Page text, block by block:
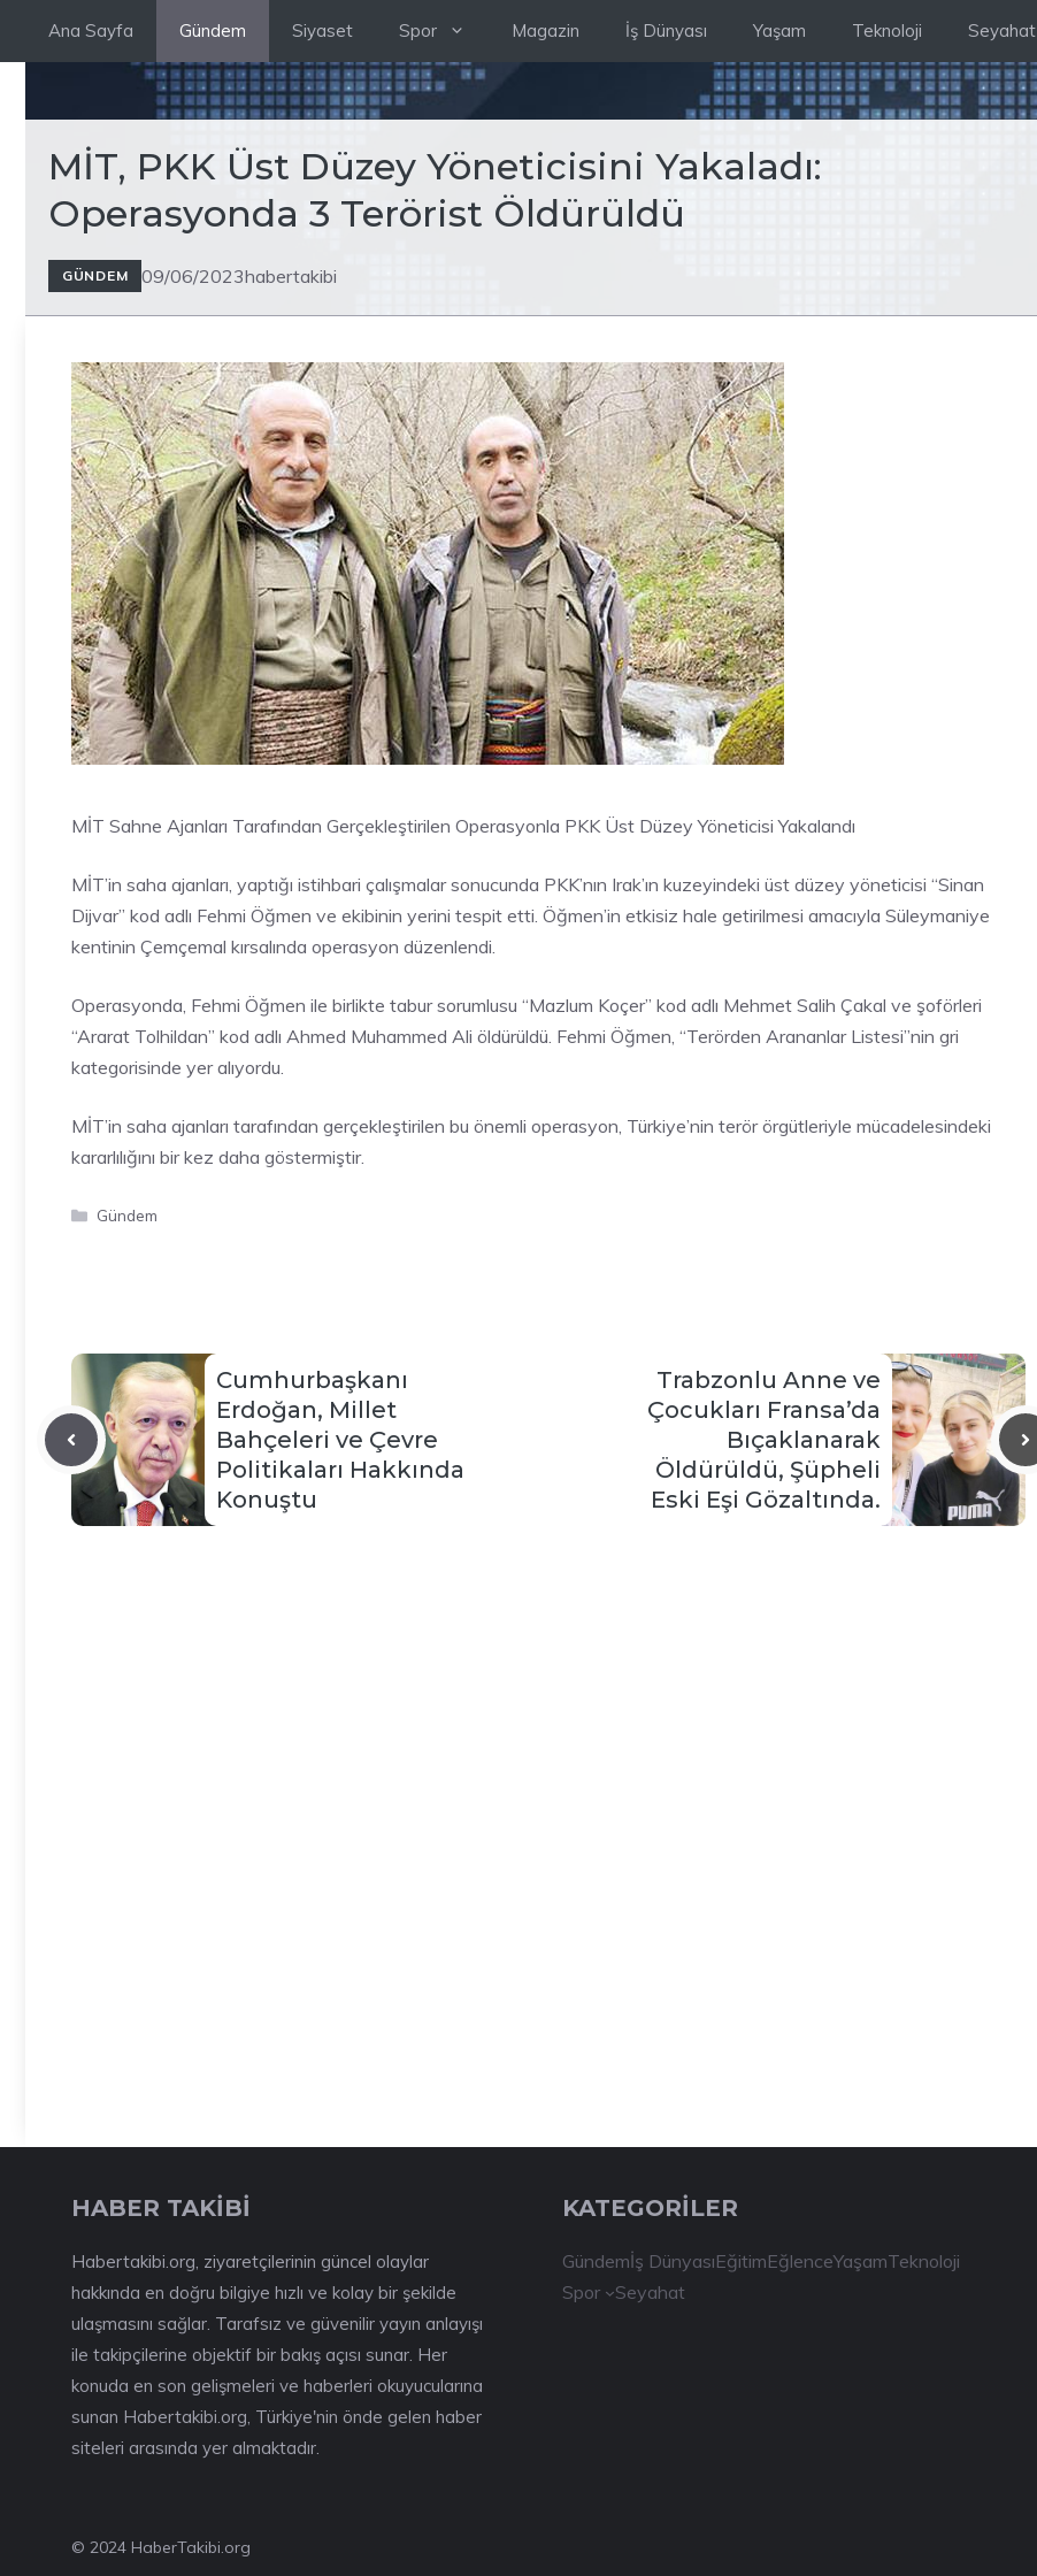
Ana Sayfa Gündem Siyaset Spor Magazin İş Dünyası Yaşam Teknoloji Seyahat
MİT, PKK Üst Düzey Yöneticisini Yakaladı:
Operasyonda 3 Terörist Öldürüldü
GÜNDEM 09/06/2023habertakibi
MİT Sahne Ajanları Tarafından Gerçekleştirilen Operasyonla PKK Üst Düzey Yöneticisi Yakalandı
MİT’in saha ajanları, yaptığı istihbari çalışmalar sonucunda PKK’nın Irak’ın kuzeyindeki üst düzey yöneticisi “Sinan
Dijvar” kod adlı Fehmi Öğmen ve ekibinin yerini tespit etti. Öğmen’in etkisiz hale getirilmesi amacıyla Süleymaniye
kentinin Çemçemal kırsalında operasyon düzenlendi.
Operasyonda, Fehmi Öğmen ile birlikte tabur sorumlusu “Mazlum Koçer” kod adlı Mehmet Salih Çakal ve şoförleri
“Ararat Tolhildan” kod adlı Ahmed Muhammed Ali öldürüldü. Fehmi Öğmen, “Terörden Arananlar Listesi”nin gri
kategorisinde yer alıyordu.
MİT’in saha ajanları tarafından gerçekleştirilen bu önemli operasyon, Türkiye’nin terör örgütleriyle mücadelesindeki
kararlılığını bir kez daha göstermiştir.
Kategoriler
Gündem
Cumhurbaşkanı
Erdoğan, Millet
Bahçeleri ve Çevre
Politikaları Hakkında
Konuştu
Trabzonlu Anne ve
Çocukları Fransa’da
Bıçaklanarak
Öldürüldü, Şüpheli
Eski Eşi Gözaltında.
HABER TAKİBİ
Habertakibi.org, ziyaretçilerinin güncel olaylar
hakkında en doğru bilgiye hızlı ve kolay bir şekilde
ulaşmasını sağlar. Tarafsız ve güvenilir yayın anlayışı
ile takipçilerine objektif bir bakış açısı sunar. Her
konuda en son gelişmeleri ve haberleri okuyucularına
sunan Habertakibi.org, Türkiye'nin önde gelen haber
siteleri arasında yer almaktadır.
KATEGORİLER
Gündemİş DünyasıEğitimEğlenceYaşamTeknoloji
Spor
Seyahat
© 2024 HaberTakibi.org